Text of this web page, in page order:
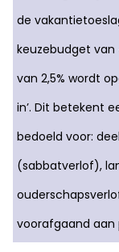
de
keuzebudget van
van 2,5% wordt
in’. Dit betekent
bedoeld voor:
(sabbatverlof),
voorafgaand aan